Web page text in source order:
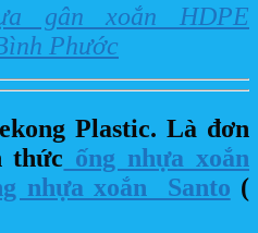
gân xoắn HDPE
Phước
Plastic. Là đơn
thức ống nhựa xoắn
nhựa xoắn Santo (